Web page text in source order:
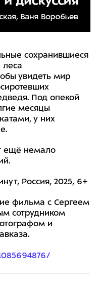
сохранившиеся
леса
увидеть мир
Под опекой
месяцы
у них
ещё немало
Россия, 2025, 6+
фильма с Сергеем
сотрудником
и